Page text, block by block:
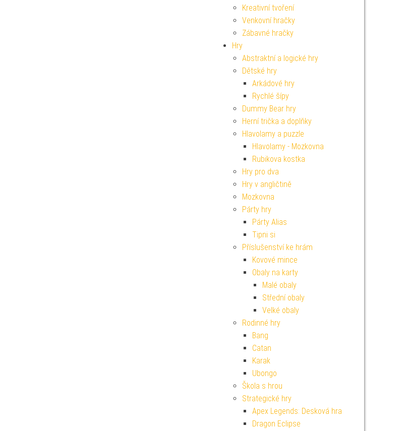
Kreativní tvoření
Venkovní hračky
Zábavné hračky
Hry
Abstraktní a logické hry
Dětské hry
Arkádové hry
Rychlé šípy
Dummy Bear hry
Herní trička a doplňky
Hlavolamy a puzzle
Hlavolamy - Mozkovna
Rubikova kostka
Hry pro dva
Hry v angličtině
Mozkovna
Párty hry
Párty Alias
Tipni si
Příslušenství ke hrám
Kovové mince
Obaly na karty
Malé obaly
Střední obaly
Velké obaly
Rodinné hry
Bang
Catan
Karak
Ubongo
Škola s hrou
Strategické hry
Apex Legends: Desková hra
Dragon Eclipse